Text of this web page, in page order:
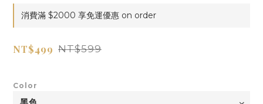
消費滿 $2000 享免運優惠 on order
NT$499 NT$599
Color